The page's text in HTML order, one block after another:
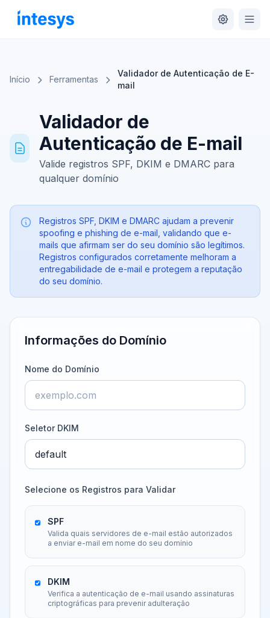
Skip to main content
Ferramentas
Contato
Início Ferramentas
Validador de Autenticação de E-
mail
Validador de
Autenticação de E-mail
Valide registros SPF, DKIM e DMARC para
qualquer domínio
Registros SPF, DKIM e DMARC ajudam a prevenir
spoofing e phishing de e-mail, validando que e-
mails que afirmam ser do seu domínio são legítimos.
Registros configurados corretamente melhoram a
entregabilidade de e-mail e protegem a reputação
do seu domínio.
Informações do Domínio
Nome do Domínio
Seletor DKIM
Selecione os Registros para Validar
SPF
Valida quais servidores de e-mail estão autorizados
a enviar e-mail em nome do seu domínio
DKIM
Verifica a autenticação de e-mail usando assinaturas
criptográficas para prevenir adulteração